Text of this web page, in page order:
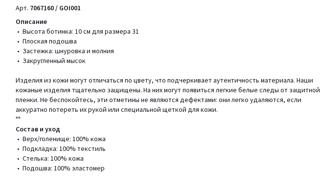
Арт. 7067160 / GOI001
Описание
• Высота ботинка: 10 см для размера 31
• Плоская подошва
• Застежка: шнуровка и молния
• Закругленный мысок
Изделия из кожи могут отличаться по цвету, что подчеркивает аутентичность материала. Наши
кожаные изделия тщательно защищены. На них могут появиться легкие белые следы от защитной
пленки. Не беспокойтесь, эти отметины не являются дефектами: они легко удаляются, если
аккуратно потереть их рукой или специальной щеткой для кожи.
""
Состав и уход
• Верх/голенище: 100% кожа
• Подкладка: 100% текстиль
• Стелька: 100% кожа
• Подошва: 100% эластомер